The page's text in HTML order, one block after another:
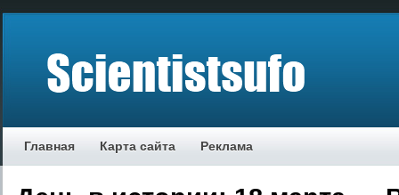
Главная Карта сайта Реклама